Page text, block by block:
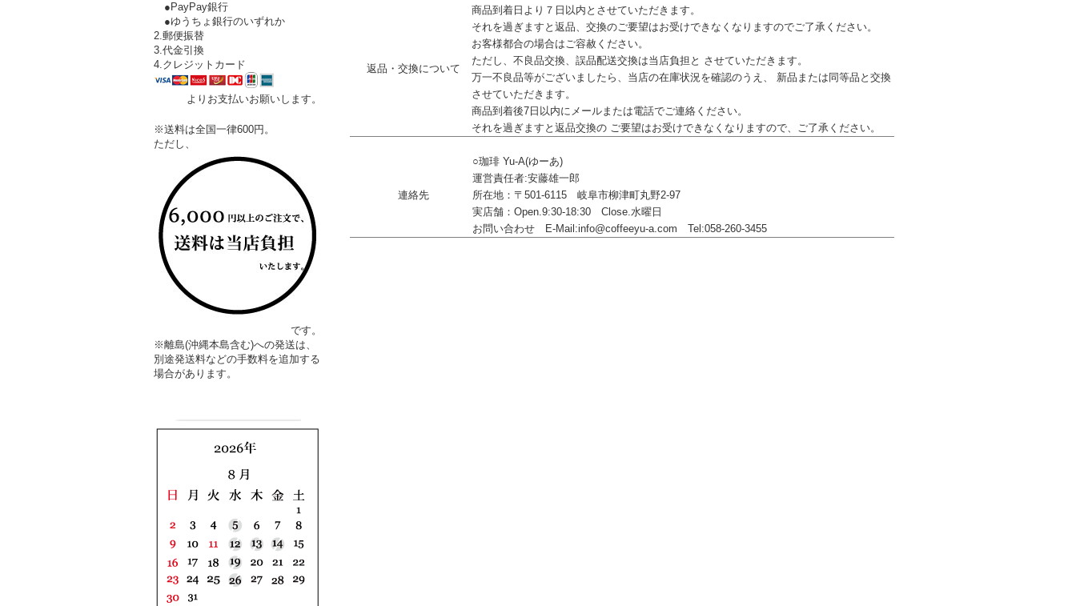
返品・交換について
商品到着日より７日以内とさせていただきます。
それを過ぎますと返品、交換のご要望はお受けできなくなりますのでご了承ください。
お客様都合の場合はご容赦ください。
ただし、不良品交換、誤品配送交換は当店負担と させていただきます。
万一不良品等がございましたら、当店の在庫状況を確認のうえ、 新品または同等品と交換
させていただきます。
商品到着後7日以内にメールまたは電話でご連絡ください。
それを過ぎますと返品交換の ご要望はお受けできなくなりますので、ご了承ください。
連絡先
○珈琲 Yu-A(ゆーあ)
運営責任者:安藤雄一郎
所在地：〒501-6115 岐阜市柳津町丸野2-97
実店舗：Open.9:30-18:30 Close.水曜日
お問い合わせ E-Mail:info@coffeeyu-a.com Tel:058-260-3455
●PayPay銀行
●ゆうちょ銀行のいずれか
2.郵便振替
3.代金引換
4.クレジットカード
よりお支払いお願いします。
※送料は全国一律600円。
ただし、
です。
※離島(沖縄本島含む)への発送は、
別途発送料などの手数料を追加する
場合があります。